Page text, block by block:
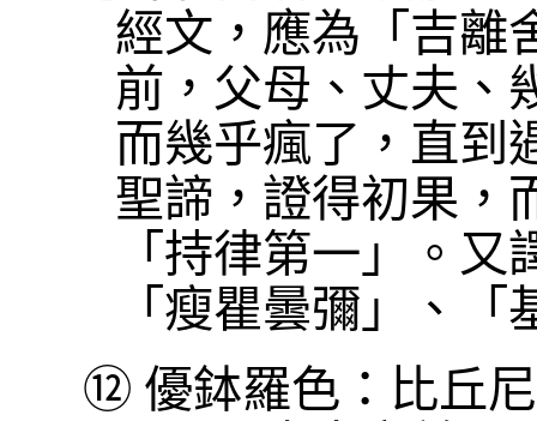
經文，應為「吉離
前，父母、丈夫、
而幾乎瘋了，直到
聖諦，證得初果，
「持律第一」。
「瘦瞿曇彌」、「
⑫ 優鉢羅色：比丘